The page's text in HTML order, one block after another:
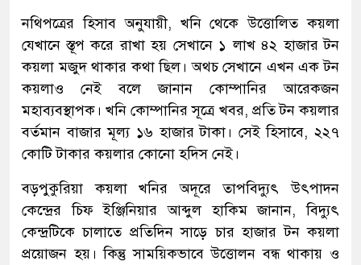
নথিপত্রের হিসাব অনুযায়ী, খনি থেকে উত্তোলিত কয়লা
যেখানে স্তূপ করে রাখা হয় সেখানে ১ লাখ ৪২ হাজার টন
কয়লা মজুদ থাকার কথা ছিল। অথচ সেখানে এখন এক টন
কয়লাও নেই বলে জানান কোম্পানির আরেকজন
মহাব্যবস্থাপক। খনি কোম্পানির সূত্রে খবর, প্রতি টন কয়লার
বর্তমান বাজার মূল্য ১৬ হাজার টাকা। সেই হিসাবে, ২২৭
কোটি টাকার কয়লার কোনো হদিস নেই।
বড়পুকুরিয়া কয়লা খনির অদূরে তাপবিদ্যুৎ উৎপাদন
কেন্দ্রের চিফ ইঞ্জিনিয়ার আব্দুল হাকিম জানান, বিদ্যুৎ
কেন্দ্রটিকে চালাতে প্রতিদিন সাড়ে চার হাজার টন কয়লা
প্রয়োজন হয়। কিন্তু সাময়িকভাবে উত্তোলন বন্ধ থাকায় ও